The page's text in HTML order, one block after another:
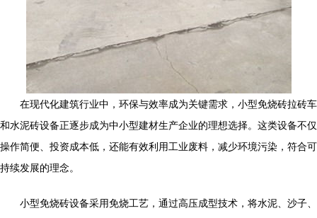
在现代化建筑行业中，环保与效率成为关键需求，小型免烧砖拉砖车
和水泥砖设备正逐步成为中小型建材生产企业的理想选择。这类设备不仅
操作简便、投资成本低，还能有效利用工业废料，减少环境污染，符合可
持续发展的理念。
小型免烧砖设备采用免烧工艺，通过高压成型技术，将水泥、沙子、